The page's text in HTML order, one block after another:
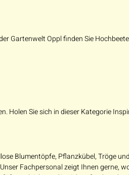
Gartenwelt Oppl finden Sie
Holen Sie sich in dieser Kategorie
Blumentöpfe, Pflanzkübel, Tröge
Fachpersonal zeigt Ihnen gerne,